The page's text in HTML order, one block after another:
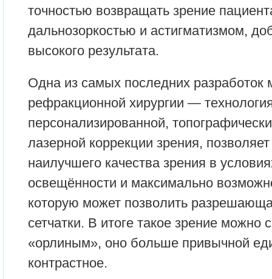
точностью возвращать зрение
дальнозоркостью и астигматизмом,
высокого результата.
Одна из самых последних разработок
рефракционной хирургии —
персонализированной,
лазерной коррекции зрения,
наилучшего качества зрения в
освещённости и максимально
которую может позволить
сетчатки. В итоге такое зрение можно
«орлиным», оно больше привычной
контрастное.